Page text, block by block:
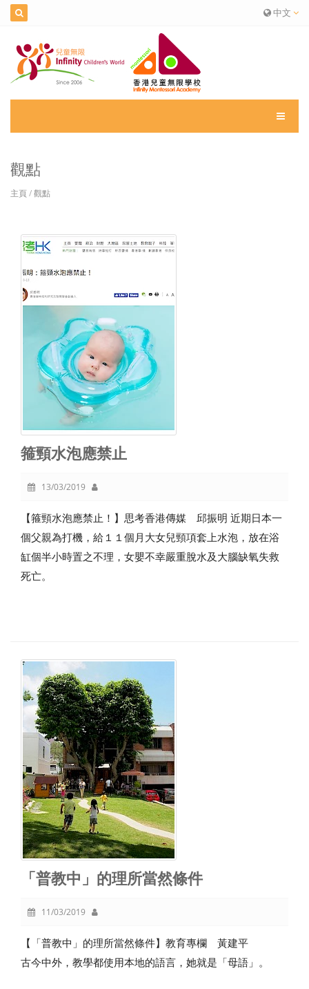
中文
觀點
主頁/觀點
箍頸水泡應禁止
13/03/2019
【箍頸水泡應禁止！】思考香港傳媒 邱振明 近期日本一
個父親為打機，給１１個月大女兒頸項套上水泡，放在浴
缸個半小時置之不理，女嬰不幸嚴重脫水及大腦缺氧失救
死亡。
「普教中」的理所當然條件
11/03/2019
【「普教中」的理所當然條件】教育專欄 黃建平
古今中外，教學都使用本地的語言，她就是「母語」。